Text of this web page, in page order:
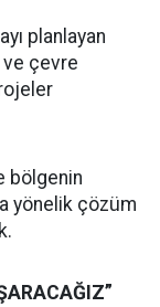
planlayan
ve çevre
bölgenin
yönelik çözüm